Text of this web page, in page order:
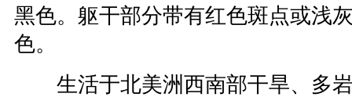
黑色。躯干部分带有红色斑点或浅
色。
生活于北美洲西南部干旱、多岩